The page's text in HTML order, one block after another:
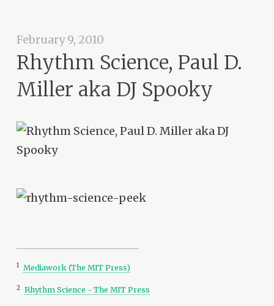
February 9, 2010
Rhythm Science, Paul D.
Miller aka DJ Spooky
1 Mediawork (The MIT Press)
2 Rhythm Science - The MIT Press